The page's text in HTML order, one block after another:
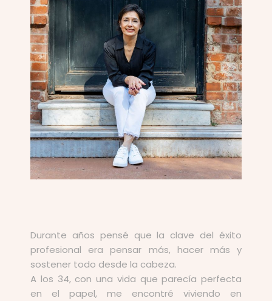
Durante años pensé que la clave del éxito
profesional era pensar más, hacer más y
sostener todo desde la cabeza.
A los 34, con una vida que parecía perfecta
en el papel, me encontré viviendo en